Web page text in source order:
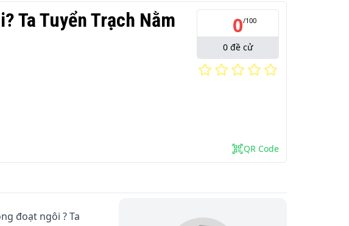
Ta Tuyển Trạch Nằm 0/100
0 đề cử
QR Code
đoạt ngôi ? Ta